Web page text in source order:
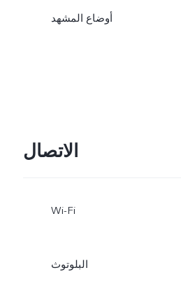
أوضاع المشهد
الاتصال
Wi-Fi
البلوتوث